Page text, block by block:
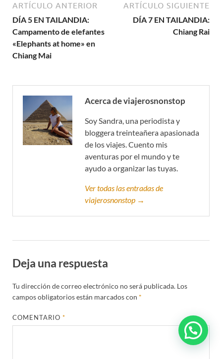
ARTÍCULO ANTERIOR
DÍA 5 EN TAILANDIA:
Campamento de elefantes
«Elephants at home» en
Chiang Mai
ARTÍCULO SIGUIENTE
DÍA 7 EN TAILANDIA:
Chiang Rai
Acerca de viajerosnonstop
Soy Sandra, una periodista y
bloggera treinteañera apasionada
de los viajes. Cuento mis
aventuras por el mundo y te
ayudo a organizar las tuyas.
Ver todas las entradas de
viajerosnonstop →
Deja una respuesta
Tu dirección de correo electrónico no será publicada. Los
campos obligatorios están marcados con *
COMENTARIO*